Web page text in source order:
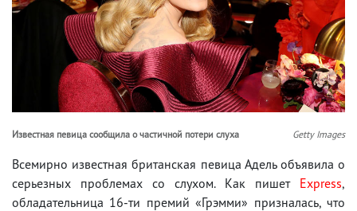
Известная певица сообщила о частичной потери слуха Getty Images
Всемирно известная британская певица Адель объявила о
серьезных проблемах со слухом. Как пишет Express,
обладательница 16-ти премий «Грэмми» призналась, что